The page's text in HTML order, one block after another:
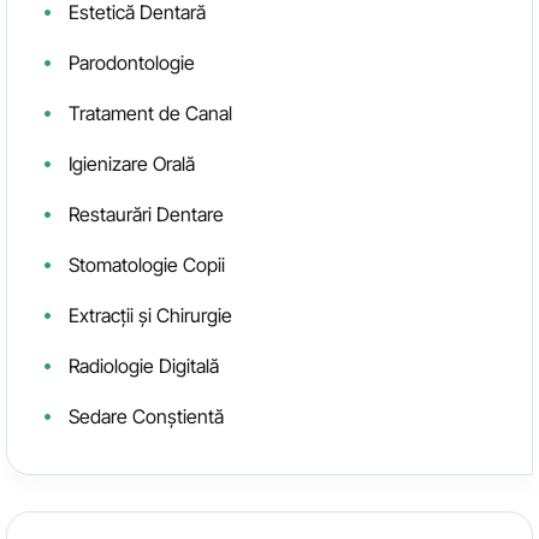
Estetică Dentară
Parodontologie
Tratament de Canal
Igienizare Orală
Restaurări Dentare
Stomatologie Copii
Extracții și Chirurgie
Radiologie Digitală
Sedare Conștientă